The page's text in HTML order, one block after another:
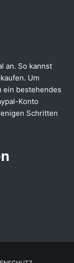
an. So kannst
Um
ein bestehendes
Konto
Schritten